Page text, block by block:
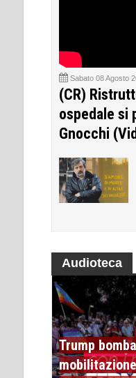
Sabato 08 Agosto
(CR)
ospedale si
Gnocchi
Audioteca
Trump